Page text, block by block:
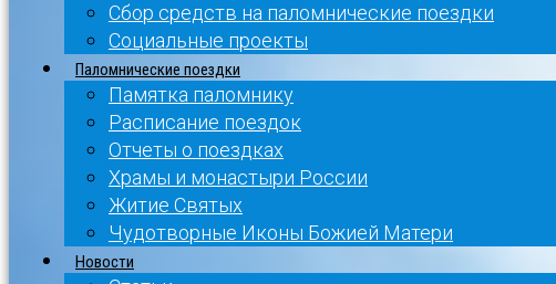
Сбор средств на паломнические поездки
Социальные проекты
Паломнические поездки
Памятка паломнику
Расписание поездок
Отчеты о поездках
Храмы и монастыри России
Житие Святых
Чудотворные Иконы Божией Матери
Новости